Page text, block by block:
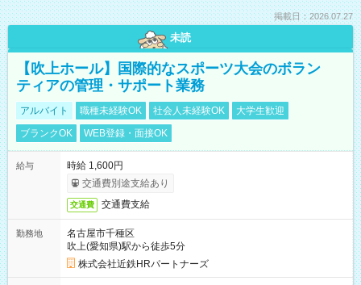
掲載日：2026.07.27
未読
【吹上ホール】国際的なスポーツ大会のボラン
ティアの管理・サポート業務
アルバイト 職種未経験OK 社会人未経験OK
大学生歓迎
ブランクOK
WEB登録・面接OK
給与
時給 1,600円
交通費別途支給あり
交通費 交通費支給
勤務地
名古屋市千種区
吹上(愛知県)駅から徒歩5分
株式会社近鉄HRパートナーズ